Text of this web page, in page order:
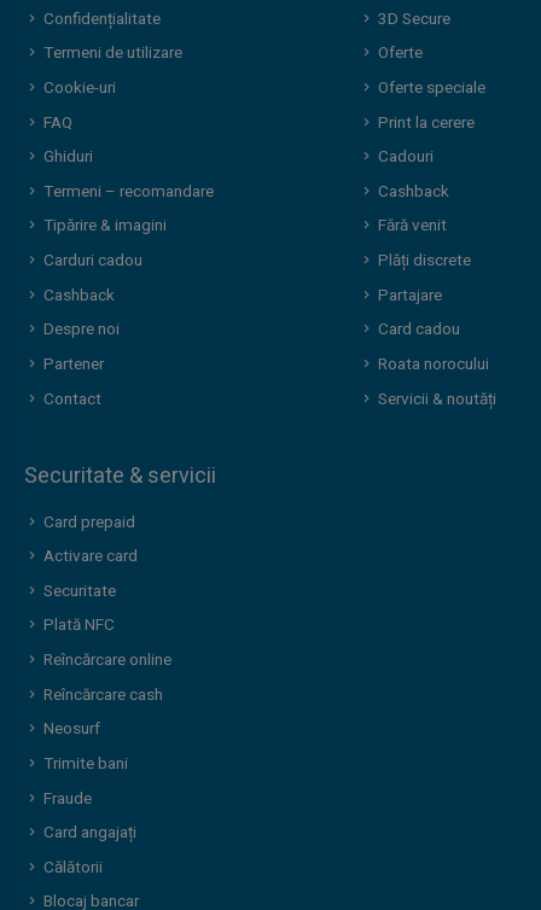
Confidențialitate
Termeni de utilizare
Cookie-uri
FAQ
Ghiduri
Termeni – recomandare
Tipărire & imagini
Carduri cadou
Cashback
Despre noi
Partener
Contact
3D Secure
Oferte
Oferte speciale
Print la cerere
Cadouri
Cashback
Fără venit
Plăți discrete
Partajare
Card cadou
Roata norocului
Servicii & noutăți
Securitate & servicii
Card prepaid
Activare card
Securitate
Plată NFC
Reîncărcare online
Reîncărcare cash
Neosurf
Trimite bani
Fraude
Card angajați
Călătorii
Blocaj bancar